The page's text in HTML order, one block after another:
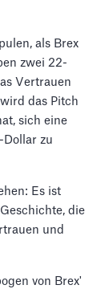
als Brex
zwei 22-
Vertrauen
das Pitch
sich eine
Dollar zu
Es ist
die
und
von Brex'